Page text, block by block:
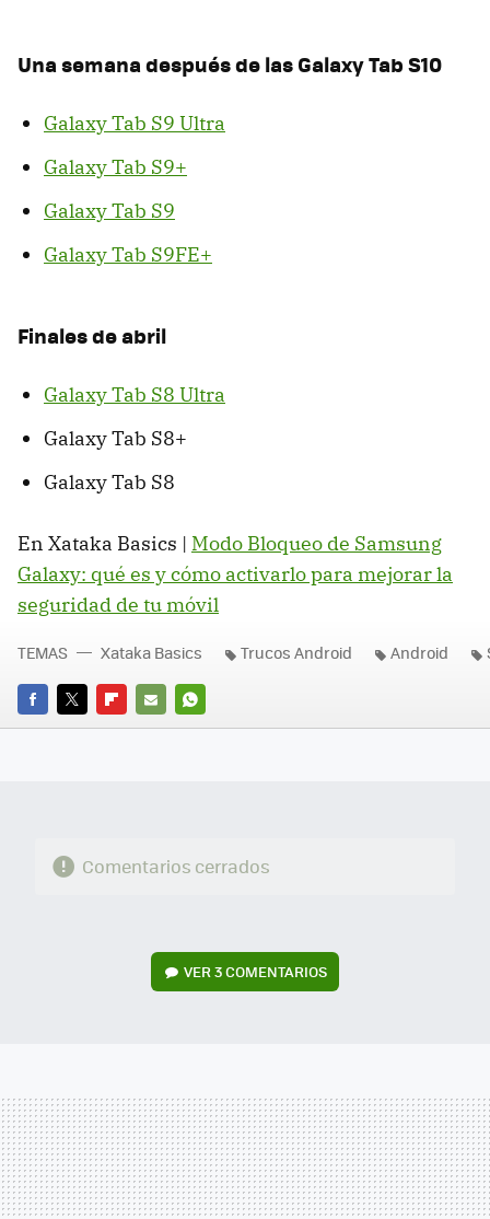
Una semana después de las Galaxy Tab S10
Galaxy Tab S9 Ultra
Galaxy Tab S9+
Galaxy Tab S9
Galaxy Tab S9FE+
Finales de abril
Galaxy Tab S8 Ultra
Galaxy Tab S8+
Galaxy Tab S8
En Xataka Basics | Modo Bloqueo de Samsung
Galaxy: qué es y cómo activarlo para mejorar la
seguridad de tu móvil
FACEBOOK
TWITTERFLIPBOARD
E-
WHATSAPP
TEMAS Xataka Basics Trucos Android Android
Comentarios cerrados
VER3 COMENTARIOS